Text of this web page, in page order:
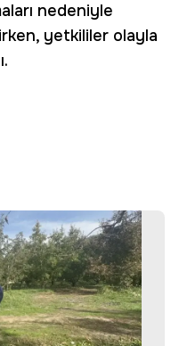
nedeniyle
yetkililer olayla